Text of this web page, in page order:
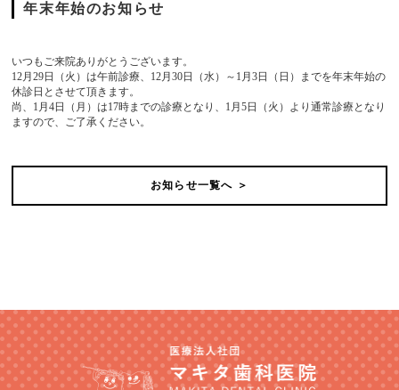
年末年始のお知らせ
いつもご来院ありがとうございます。
12月29日（火）は午前診療、12月30日（水）～1月3日（日）までを年末年始の
休診日とさせて頂きます。
尚、1月4日（月）は17時までの診療となり、1月5日（火）より通常診療となり
ますので、ご了承ください。
お知らせ一覧へ ＞